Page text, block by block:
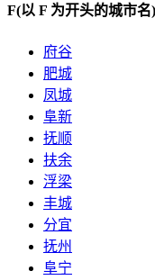
F(以 F 为开头的城市名)
府谷
肥城
凤城
阜新
抚顺
扶余
浮梁
丰城
分宜
抚州
阜宁